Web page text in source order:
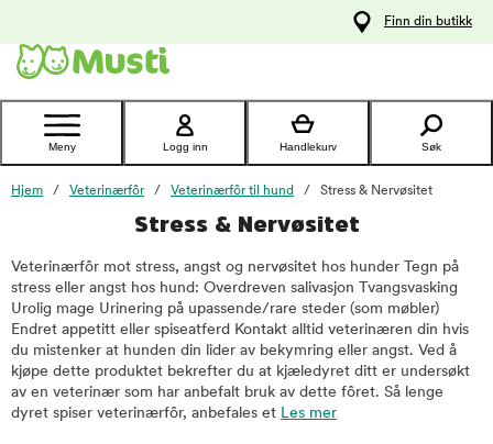
Kontakt
kundeservice
Finn din butikk
Meny Logg inn Handlekurv Søk
Hjem Veterinærfôr Veterinærfôr til hund Stress & Nervøsitet
Stress & Nervøsitet
Veterinærfôr mot stress, angst og nervøsitet hos hunder Tegn på
stress eller angst hos hund: Overdreven salivasjon Tvangsvasking
Urolig mage Urinering på upassende/rare steder (som møbler)
Endret appetitt eller spiseatferd Kontakt alltid veterinæren din hvis
du mistenker at hunden din lider av bekymring eller angst. Ved å
kjøpe dette produktet bekrefter du at kjæledyret ditt er undersøkt
av en veterinær som har anbefalt bruk av dette fôret. Så lenge
dyret spiser veterinærfôr, anbefales et Les mer